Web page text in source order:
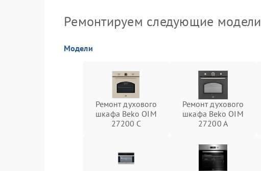
Ремонтируем следующие
Модели
Ремонт духового
шкафа Beko OIM
27200 C
Ремонт духового
шкафа Beko OIM
27200 A